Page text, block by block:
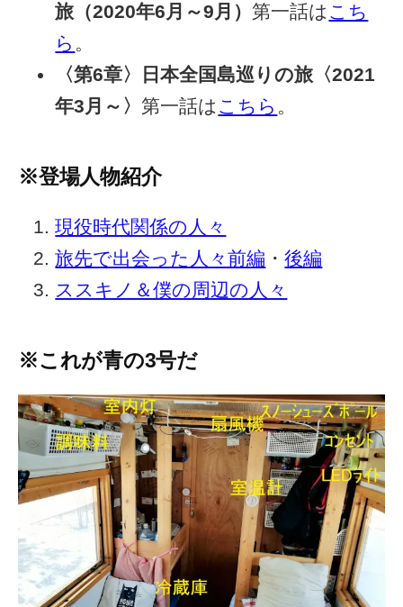
旅（2020年6月～9月）第一話は こち
ら 。
〈第6章〉日本全国島巡りの旅〈2021
年3月～〉第一話は こちら 。
※登場人物紹介
現役時代関係の人々
旅先で出会った人々前編 ・後編
ススキノ＆僕の周辺の人々
※これが青の3号だ